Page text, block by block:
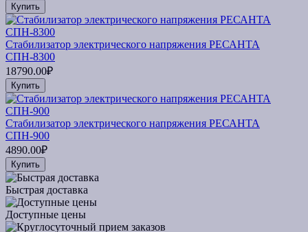
Купить
Стабилизатор электрического напряжения РЕСАНТА
СПН-8300
18790.00₽
Купить
Стабилизатор электрического напряжения РЕСАНТА
СПН-900
4890.00₽
Купить
Быстрая доставка
Доступные цены